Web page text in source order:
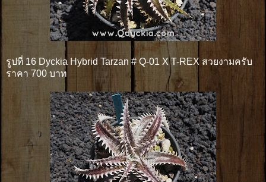
รูปที่ 16 Dyckia Hybrid Tarzan # Q-01 X T-REX สวยงามครับ
ราคา 700 บาท